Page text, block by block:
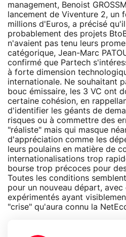
management, Benoist
lancement de Viventure 2, un
millions d'Euros, a précisé
probablement des projets
n'avaient pas tenu leurs
catégorique, Jean-Marc
confirmé que Partech
à forte dimension
internationale. Ne souhaitant
bouc émissaire, les 3 VC ont
certaine cohésion, en
d'identifier les géants de
risques ou à commettre des
"réaliste" mais qui masque
d'appréciation comme les
leurs poulains en matière de
internationalisations trop
bourse trop précoces pour
Toutes les conditions
pour un nouveau départ,
expérimentés ayant
"crise" qu'aura connu la